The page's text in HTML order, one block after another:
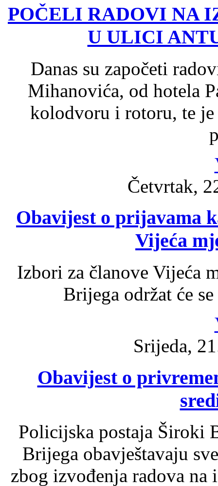
POČELI RADOVI NA
U ULICI
Danas su započeti
Mihanovića, od hotela
kolodvoru i rotoru, te je
Četvrtak,
Obavijest o prijavama
Vijeća
Izbori za članove Vijeća
Brijega održat će
Srijeda,
Obavijest o
Policijska postaja Široki
Brijega obavještavaju
zbog izvođenja radova